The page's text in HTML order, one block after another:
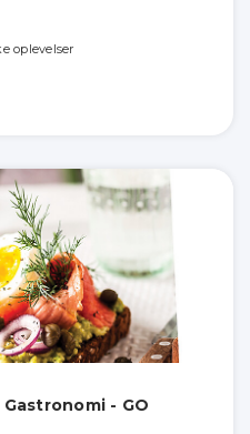
oplevelser
- GO